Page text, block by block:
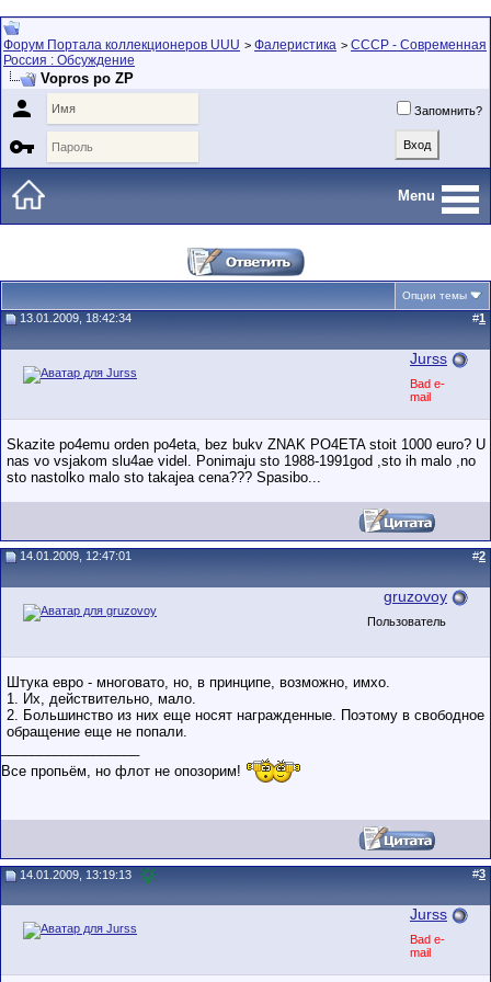
Форум Портала коллекционеров UUU > Фалеристика > СССР - Современная
Россия : Обсуждение
Vopros po ZP
 Запомнить?

Menu
Опции темы
13.01.2009, 18:42:34 #1
Jurss
Bad e-
mail
Skazite po4emu orden po4eta, bez bukv ZNAK PO4ETA stoit 1000 euro? U
nas vo vsjakom slu4ae videl. Ponimaju sto 1988-1991god ,sto ih malo ,no
sto nastolko malo sto takajea cena??? Spasibo...
14.01.2009, 12:47:01 #2
gruzovoy
Пользователь
Штука евро - многовато, но, в принципе, возможно, имхо.
1. Их, действительно, мало.
2. Большинство из них еще носят награжденные. Поэтому в свободное
обращение еще не попали.
Все пропьём, но флот не опозорим!
14.01.2009, 13:19:13 #3
Jurss
Bad e-
mail